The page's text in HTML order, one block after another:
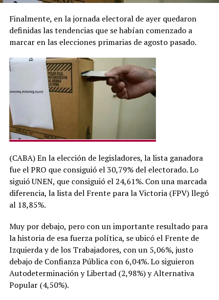
Finalmente, en la jornada electoral de ayer quedaron
definidas las tendencias que se habían comenzado a
marcar en las elecciones primarias de agosto pasado.
(CABA) En la elección de legisladores, la lista ganadora
fue el PRO que consiguió el 30,79% del electorado. Lo
siguió UNEN, que consiguió el 24,61%. Con una marcada
diferencia, la lista del Frente para la Victoria (FPV) llegó
al 18,85%.
Muy por debajo, pero con un importante resultado para
la historia de esa fuerza política, se ubicó el Frente de
Izquierda y de los Trabajadores, con un 5,06%, justo
debajo de Confianza Pública con 6,04%. Lo siguieron
Autodeterminación y Libertad (2,98%) y Alternativa
Popular (4,50%).